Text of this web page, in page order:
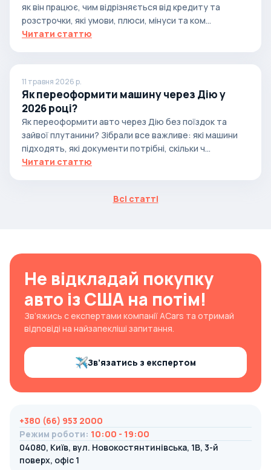
як він працює, чим відрізняється від кредиту та
розстрочки, які умови, плюси, мінуси та ком...
Читати статтю
11 травня 2026 р.
Як переоформити машину через Дію у
2026 році?
Як переоформити авто через Дію без поїздок та
зайвої плутанини? Зібрали все важливе: які машини
підходять, які документи потрібні, скільки ч...
Читати статтю
Всі статті
Не відкладай покупку
авто із США на потім!
Зв’яжись с експертами компанії ACars та отримай
відповіді на найзапекліші запитання.
Зв’язатись з експертом
+380 (66) 953 2000
Режим роботи: 10:00 - 19:00
04080, Київ, вул. Новокостянтинівська, 1В, 3-й
поверх, офіс 1